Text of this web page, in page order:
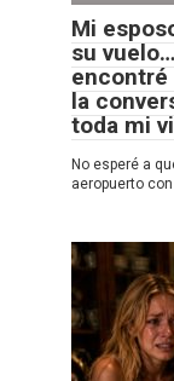
Mi
su
encontré
la
toda mi
No esperé a
aeropuerto